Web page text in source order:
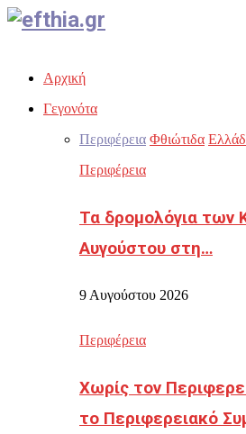
Facebook
Twitter
Instagram
Youtube
Email
Αρχική
Γεγονότα
Περιφέρεια Φθιώτιδα
Περιφέρεια
Τα δρομολόγια των
Αυγούστου στη…
9 Αυγούστου 2026
Περιφέρεια
Χωρίς τον
το Περιφερειακό